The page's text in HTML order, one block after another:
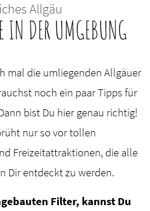
Allgäu
IN DER UMGEBUNG
mal die umliegenden Allgäuer
noch ein paar Tipps für
bist Du hier genau richtig!
nur so vor tollen
Freizeitattraktionen, die alle
Dir entdeckt zu werden.
Filter, kannst Du